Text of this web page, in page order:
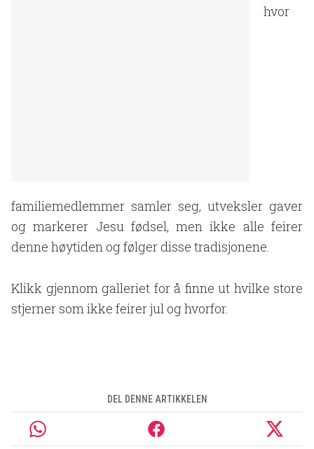
hvor
familiemedlemmer samler seg, utveksler gaver
og markerer Jesu fødsel, men ikke alle feirer
denne høytiden og følger disse tradisjonene.
Klikk gjennom galleriet for å finne ut hvilke store
stjerner som ikke feirer jul og hvorfor.
DEL DENNE ARTIKKELEN